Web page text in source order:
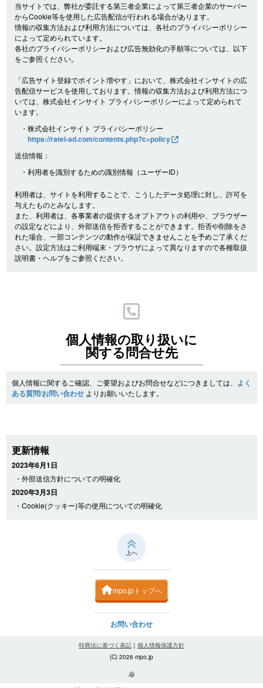
当サイトでは、弊社が委託する第三者企業によって第三者企業のサーバー
からCookie等を使用した広告配信が行われる場合があります。
情報の収集方法および利用方法については、各社のプライバシーポリシー
によって定められています。
各社のプライバシーポリシーおよび広告無効化の手順等については、以下
をご参照ください。
「広告サイト登録でポイント増やす」において、株式会社インサイトの広
告配信サービスを使用しております。情報の収集方法および利用方法につ
いては、株式会社インサイト プライバシーポリシーによって定められて
います。
・株式会社インサイト プライバシーポリシー
https://ratel-ad.com/contents.php?c=policy
送信情報：
・利用者を識別するための識別情報（ユーザーID）
利用者は、サイトを利用することで、こうしたデータ処理に対し、許可を
与えたものとみなします。
また、利用者は、各事業者の提供するオプトアウトの利用や、ブラウザー
の設定などにより、外部送信を拒否することができます。拒否や削除をさ
れた場合、一部コンテンツの動作が保証できませんことを予めご了承くだ
さい。設定方法はご利用端末・ブラウザによって異なりますので各種取扱
説明書・ヘルプをご参照ください。
個人情報の取り扱いに
関する問合せ先
個人情報に関するご確認、ご要望およびお問合せなどにつきましては、 よく
ある質問/お問い合わせよりお願いいたします。
更新情報
2023年6月1日
・外部送信方針についての明確化
2020年3月3日
・Cookie(クッキー)等の使用についての明確化
上へ
mpo.jpトップへ
お問い合わせ
特商法に基づく表記 ｜ 個人情報保護方針
(C) 2026 mpo.jp